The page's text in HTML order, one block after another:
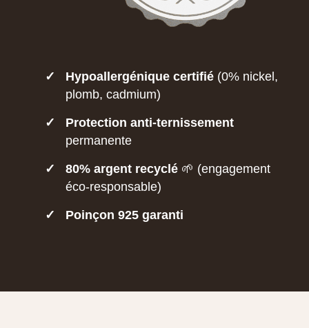
✓ Hypoallergénique certifié(0% nickel,
plomb, cadmium)
✓
Protection anti-ternissement
permanente
✓ 80% argent recyclé🌱 (engagement
éco-responsable)
✓ Poinçon 925 garanti